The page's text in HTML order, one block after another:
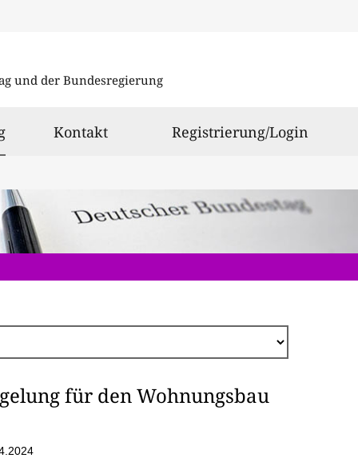
und der Bundesregierung
ausgewählt
Kontakt Registrierung/Login
für den Wohnungsbau